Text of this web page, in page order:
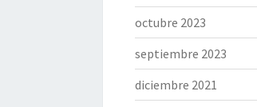
octubre 2023
septiembre 2023
diciembre 2021